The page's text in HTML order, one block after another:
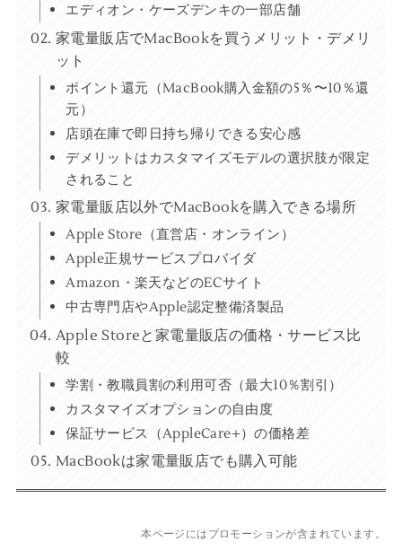
エディオン・ケーズデンキの一部店舗
家電量販店でMacBookを買うメリット・デメリ
ット
ポイント還元（MacBook購入金額の5％〜10％還
元）
店頭在庫で即日持ち帰りできる安心感
デメリットはカスタマイズモデルの選択肢が限定
されること
家電量販店以外でMacBookを購入できる場所
Apple Store（直営店・オンライン）
Apple正規サービスプロバイダ
Amazon・楽天などのECサイト
中古専門店やApple認定整備済製品
Apple Storeと家電量販店の価格・サービス比
較
学割・教職員割の利用可否（最大10％割引）
カスタマイズオプションの自由度
保証サービス（AppleCare+）の価格差
MacBookは家電量販店でも購入可能
本ページにはプロモーションが含まれています。